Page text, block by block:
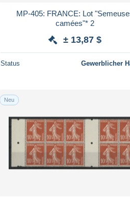
MP-405: FRANCE: Lot "Semeuses
camées"* 2
± 13,87 $
Status Gewerblicher
Neu